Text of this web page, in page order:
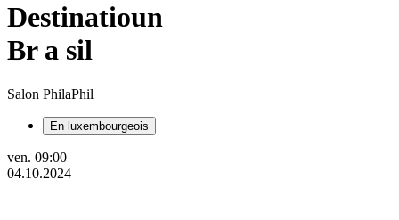
Destinatioun
Br a sil
Salon PhilaPhil
En luxembourgeois
ven. 09:00
04.10.2024